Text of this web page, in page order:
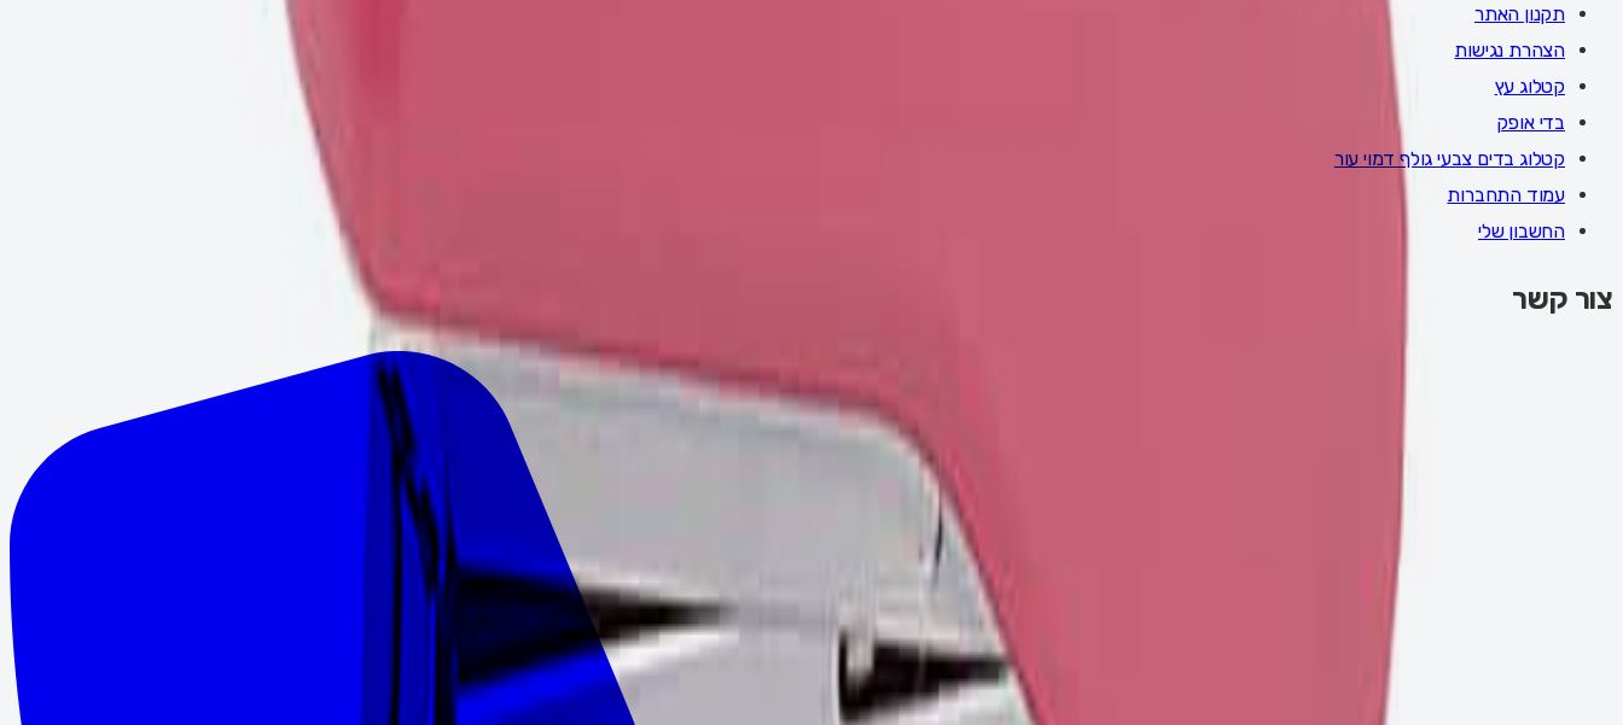
תקנון האתר
הצהרת נגישות
קטלוג עץ
בדי אופק
קטלוג בדים צבעי גולף דמוי עור
עמוד התחברות
החשבון שלי
צור קשר